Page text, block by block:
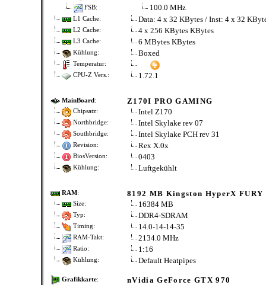
FSB: 100.0 MHz
L1 Cache: Data: 4 x 32 KBytes / Inst: 4 x 32
L2 Cache: 4 x 256 KBytes KBytes
L3 Cache: 6 MBytes KBytes
Kühlung: Boxed
Temperatur:
CPU-Z Vers.:
1.72.1
MainBoard: Z170I PRO GAMING
Chipsatz: Intel Z170
Northbridge: Intel Skylake rev 07
Southbridge: Intel Skylake PCH rev 31
Revision: Rex X.0x
BiosVersion: 0403
Kühlung: Luftgekühlt
RAM: 8192 MB Kingston HyperX FURY
Size: 16384 MB
Typ: DDR4-SDRAM
Timing: 14.0-14-14-35
RAM-Takt: 2134.0 MHz
Ratio: 1:16
Kühlung: Default Heatpipes
Grafikkarte: nVidia GeForce GTX 970